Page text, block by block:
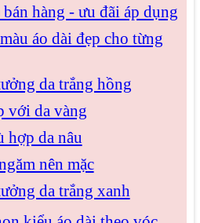
hàng - ưu đãi áp dụng
áo dài đẹp cho từng
da trắng hồng
với da vàng
hợp da nâu
nên mặc
da trắng xanh